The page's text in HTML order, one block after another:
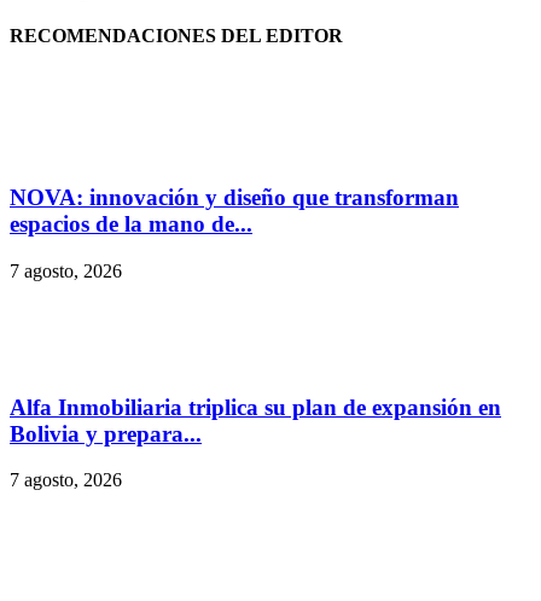
RECOMENDACIONES DEL EDITOR
NOVA: innovación y diseño que transforman
espacios de la mano de...
7 agosto, 2026
Alfa Inmobiliaria triplica su plan de expansión en
Bolivia y prepara...
7 agosto, 2026